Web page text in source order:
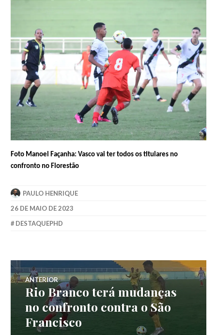
Foto Manoel Façanha: Vasco vai ter todos os titulares no
confronto no Florestão
PAULO HENRIQUE
26 DE MAIO DE 2023
DESTAQUEPHD
ANTERIOR
Rio Branco terá mudanças
no confronto contra o São
Francisco